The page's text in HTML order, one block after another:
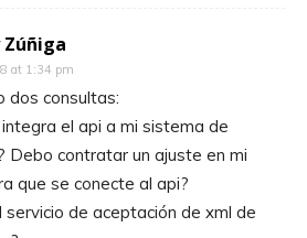
Zúñiga
at 1:34 pm
dos consultas:
el api a mi sistema de
Debo contratar un ajuste en mi
que se conecte al api?
servicio de aceptación de xml de